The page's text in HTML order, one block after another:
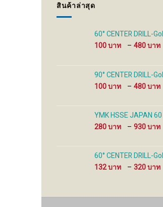
สินค้าล่าสุด
60° CENTER DRILL-
100
– 480
90° CENTER DRILL-
100
– 480
YMK HSSE JAPAN
280
– 930
60° CENTER DRILL-
132
– 320